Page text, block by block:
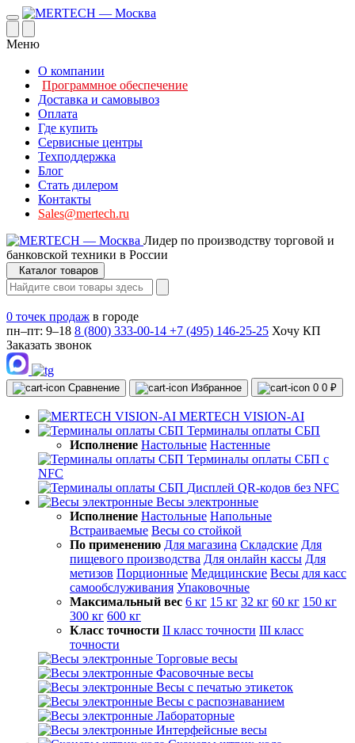
Меню
О компании
Программное обеспечение
Доставка и самовывоз
Оплата
Где купить
Сервисные центры
Техподдержка
Блог
Стать дилером
Контакты
Sales@mertech.ru
Лидер по производству торговой и
банковской техники в России
Каталог товаров
0 точек продаж в городе
пн–пт: 9–18 8 (800) 333-00-14 +7 (495) 146-25-25 Хочу КП
Заказать звонок
Сравнение Избранное 0 0 ₽
MERTECH VISION-AI
Терминалы оплаты СБП
Исполнение Настольные Настенные
Терминалы оплаты СБП с
NFC
Дисплей QR-кодов без NFC
Весы электронные
Исполнение Настольные Напольные
Встраиваемые Весы со стойкой
По применению Для магазина Складские Для
пищевого производства Для онлайн кассы Для
метизов Порционные Медицинские Весы для касс
самообслуживания Упаковочные
Максимальный вес 6 кг 15 кг 32 кг 60 кг 150 кг
300 кг 600 кг
Класс точности II класс точности III класс
точности
Торговые весы
Фасовочные весы
Весы с печатью этикеток
Весы с распознаванием
Лабораторные
Интерфейсные весы